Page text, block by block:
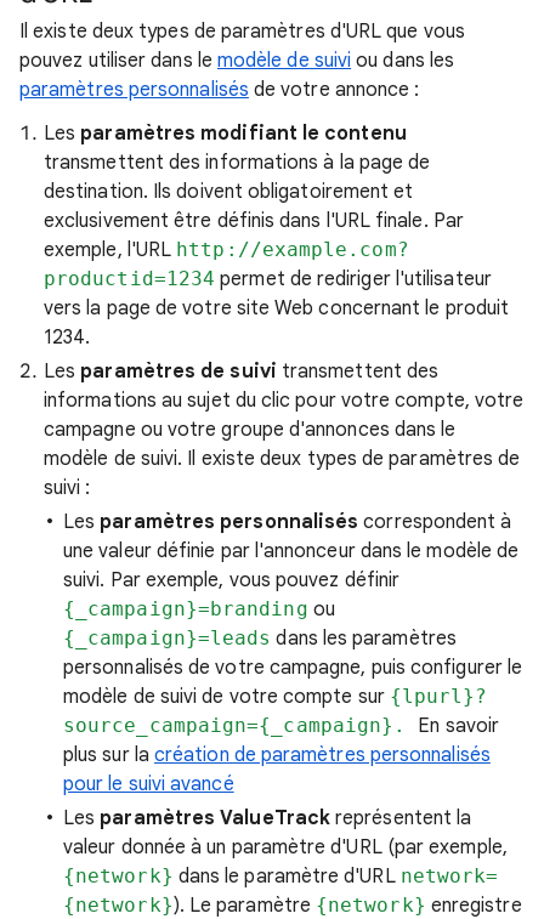
Il existe deux types de paramètres d'URL que vous
pouvez utiliser dans le modèle de suivi ou dans les
paramètres personnalisés de votre annonce :
Les paramètres modifiant le contenu
transmettent des informations à la page de
destination. Ils doivent obligatoirement et
exclusivement être définis dans l'URL finale. Par
exemple, l'URL http://example.com?
productid=1234 permet de rediriger l'utilisateur
vers la page de votre site Web concernant le produit
1234.
Les paramètres de suivi transmettent des
informations au sujet du clic pour votre compte, votre
campagne ou votre groupe d'annonces dans le
modèle de suivi. Il existe deux types de paramètres de
suivi :
Les paramètres personnalisés correspondent à
une valeur définie par l'annonceur dans le modèle de
suivi. Par exemple, vous pouvez définir
{_campaign}=branding ou
{_campaign}=leads dans les paramètres
personnalisés de votre campagne, puis configurer le
modèle de suivi de votre compte sur {lpurl}?
source_campaign={_campaign}. En savoir
plus sur la création de paramètres personnalisés
pour le suivi avancé
Les paramètres ValueTrack représentent la
valeur donnée à un paramètre d'URL (par exemple,
{network} dans le paramètre d'URL network=
{network}). Le paramètre {network} enregistre